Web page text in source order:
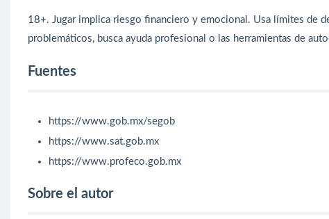
18+. Jugar implica riesgo financiero y emocional. Usa límites de
problemáticos, busca ayuda profesional o las herramientas de
Fuentes
https://www.gob.mx/segob
https://www.sat.gob.mx
https://www.profeco.gob.mx
Sobre el autor